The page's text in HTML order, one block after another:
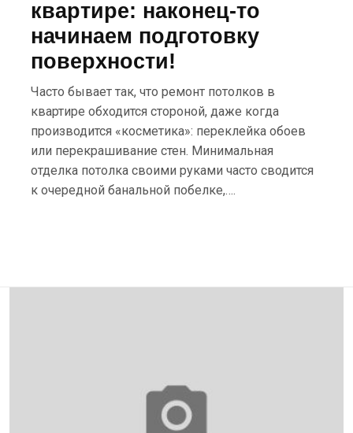
квартире: наконец-то
начинаем подготовку
поверхности!
Часто бывает так, что ремонт потолков в
квартире обходится стороной, даже когда
производится «косметика»: переклейка обоев
или перекрашивание стен. Минимальная
отделка потолка своими руками часто сводится
к очередной банальной побелке,….